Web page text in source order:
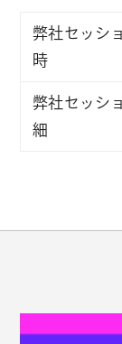
弊社セッシ
時
弊社セッシ
細